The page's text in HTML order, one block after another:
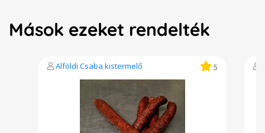
Mások ezeket rendelték
Alföldi Csaba kistermelő 5